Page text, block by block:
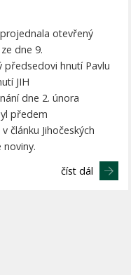
projednala otevřený
dne 9.
předsedovi hnutí Pavlu
JIH
dne 2. února
předem
článku Jihočeských
noviny.
číst dál